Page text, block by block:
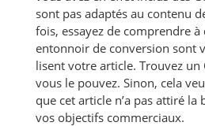
sont pas adaptés au contenu
fois, essayez de comprendre
entonnoir de conversion sont
lisent votre article. Trouvez un
vous le pouvez. Sinon, cela
que cet article n’a pas attiré
vos objectifs commerciaux.